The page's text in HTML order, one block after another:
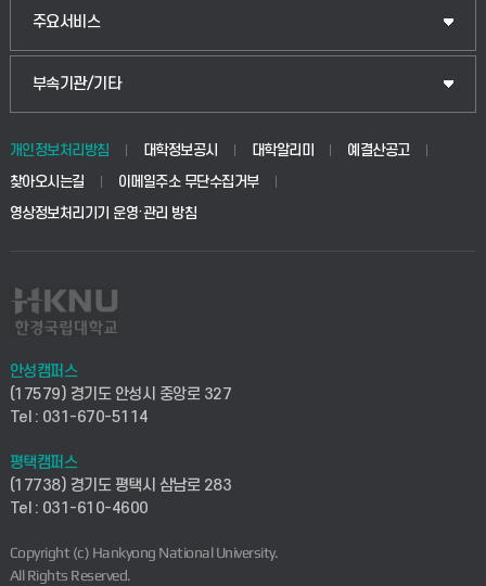
생명공학부
사회안전시스템공학부
컴퓨터응용수학부
ICT로봇기계공학부
전자전기공학부
디자인건축융합학부
산업대학원
공공정책대학원
교육대학원
주요서비스
입학안내
웹메일
학사시스템(전문학사 및 전공심화)
사이버캠퍼스(전문학사 및 전공심화)
시설바로처리서비스
연구실안전관리시스템
산학연구관리시스템
부속기관/기타
중앙도서관
학생생활관(안성)
산학협력단
취업지원센터
창업지원센터
현장실습지원센터
개인정보처리방침 대학정보공시 대학알리미
예결산공고
찾아오시는길
이메일주소 무단수집거부
영상정보처리기기 운영·관리 방침
안성캠퍼스
(17579) 경기도 안성시 중앙로 327
Tel : 031-670-5114
평택캠퍼스
(17738) 경기도 평택시 삼남로 283
Tel : 031-610-4600
Copyright (c) Hankyong National University.
All Rights Reserved.